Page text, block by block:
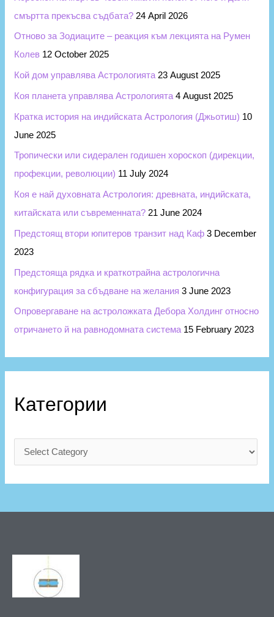
:
смъртта прекъсва съдбата? 24 April 2026
Отново за Зодиаците – реакция към лекцията на Румен
Колев 12 October 2025
Кой дом управлява Астрологията 23 August 2025
Коя планета управлява Астрологията 4 August 2025
Кратка история на индийската Астрология (Джьотиш) 10
June 2025
Тропически или сидерален годишен хороскоп (дирекции,
профекции, революции) 11 July 2024
Коя е най духовната Астрология: древната, индийската,
китайската или съвременната? 21 June 2024
Предстоящ втори юпитеров транзит над Каф 3 December
2023
Предстояща рядка и краткотрайна астрологична
конфигурация за сбъдване на желания 3 June 2023
Опровергаване на астроложката Дебора Холдинг относно
отричането й на равнодомната система 15 February 2023
Категории